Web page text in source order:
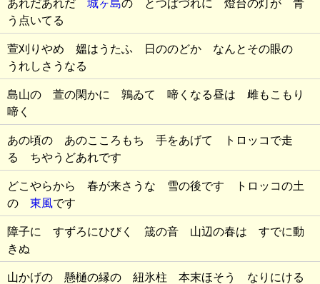
あれだあれだ 城ヶ島の とつぱづれに 燈台の灯が 青
う点いてる
萱刈りやめ 媼はうたふ 日ののどか なんとその眼の
うれしさうなる
島山の 萱の閑かに 鶉ゐて 啼くなる昼は 雌もこもり
啼く
あの頃の あのこころもち 手をあげて トロッコで走
る ちやうどあれです
どこやらから 春が来さうな 雪の後です トロッコの土
の 東風です
障子に すずろにひびく 筬の音 山辺の春は すでに動
きぬ
山かげの 懸樋の縁の 紐氷柱 本末ほそう なりにける